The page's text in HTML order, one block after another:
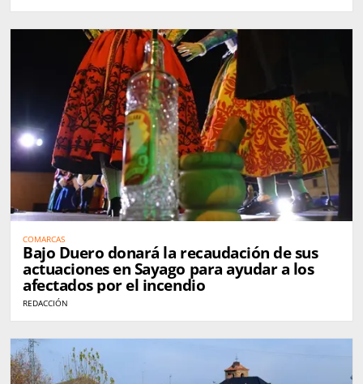
COMARCAS
Bajo Duero donará la recaudación de sus
actuaciones en Sayago para ayudar a los
afectados por el incendio
REDACCIÓN